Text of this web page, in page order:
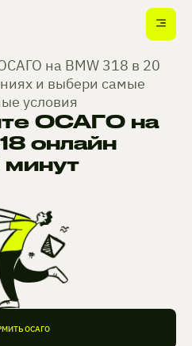
на BMW 318 в 20
и выбери самые
условия
ОСАГО на
онлайн
минут
ОСАГО